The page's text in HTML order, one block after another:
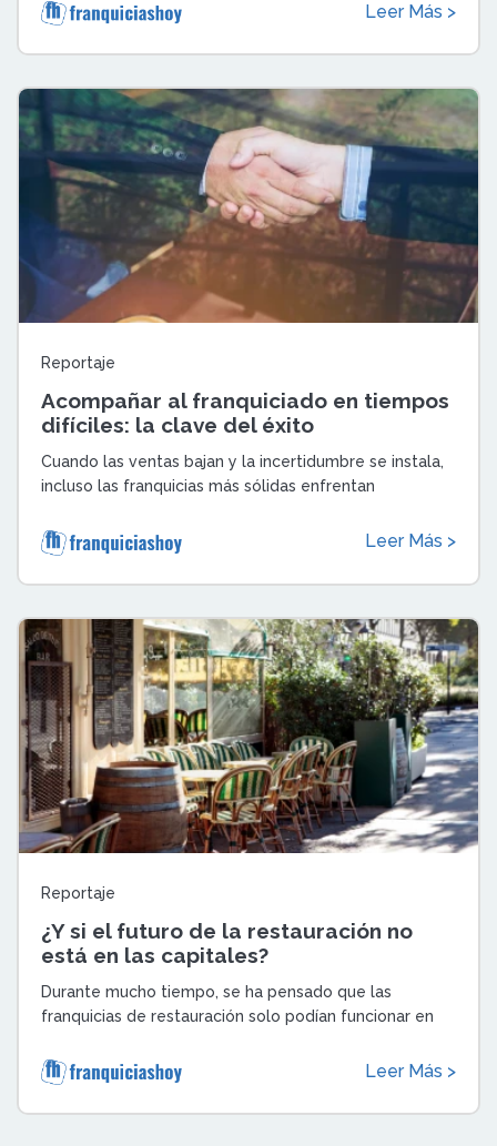
Leer Más >
Reportaje
Acompañar al franquiciado en tiempos
difíciles: la clave del éxito
Cuando las ventas bajan y la incertidumbre se instala,
incluso las franquicias más sólidas enfrentan
Leer Más >
Reportaje
¿Y si el futuro de la restauración no
está en las capitales?
Durante mucho tiempo, se ha pensado que las
franquicias de restauración solo podían funcionar en
Leer Más >